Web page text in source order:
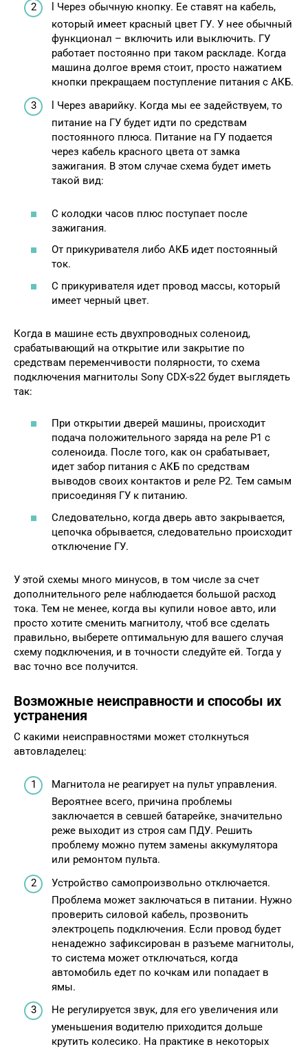
l Через обычную кнопку. Ее ставят на кабель,
который имеет красный цвет ГУ. У нее обычный
функционал – включить или выключить. ГУ
работает постоянно при таком раскладе. Когда
машина долгое время стоит, просто нажатием
кнопки прекращаем поступление питания с АКБ.
l Через аварийку. Когда мы ее задействуем, то
питание на ГУ будет идти по средствам
постоянного плюса. Питание на ГУ подается
через кабель красного цвета от замка
зажигания. В этом случае схема будет иметь
такой вид:
С колодки часов плюс поступает после
зажигания.
От прикуривателя либо АКБ идет постоянный
ток.
С прикуривателя идет провод массы, который
имеет черный цвет.
Когда в машине есть двухпроводных соленоид,
срабатывающий на открытие или закрытие по
средствам переменчивости полярности, то схема
подключения магнитолы Sony CDX-s22 будет выглядеть
так:
При открытии дверей машины, происходит
подача положительного заряда на реле P1 c
соленоида. После того, как он срабатывает,
идет забор питания с АКБ по средствам
выводов своих контактов и реле P2. Тем самым
присоединяя ГУ к питанию.
Следовательно, когда дверь авто закрывается,
цепочка обрывается, следовательно происходит
отключение ГУ.
У этой схемы много минусов, в том числе за счет
дополнительного реле наблюдается большой расход
тока. Тем не менее, когда вы купили новое авто, или
просто хотите сменить магнитолу, чтоб все сделать
правильно, выберете оптимальную для вашего случая
схему подключения, и в точности следуйте ей. Тогда у
вас точно все получится.
Возможные неисправности и способы их
устранения
С какими неисправностями может столкнуться
автовладелец:
Магнитола не реагирует на пульт управления.
Вероятнее всего, причина проблемы
заключается в севшей батарейке, значительно
реже выходит из строя сам ПДУ. Решить
проблему можно путем замены аккумулятора
или ремонтом пульта.
Устройство самопроизвольно отключается.
Проблема может заключаться в питании. Нужно
проверить силовой кабель, прозвонить
электроцепь подключения. Если провод будет
ненадежно зафиксирован в разъеме магнитолы,
то система может отключаться, когда
автомобиль едет по кочкам или попадает в
ямы.
Не регулируется звук, для его увеличения или
уменьшения водителю приходится дольше
крутить колесико. На практике в некоторых